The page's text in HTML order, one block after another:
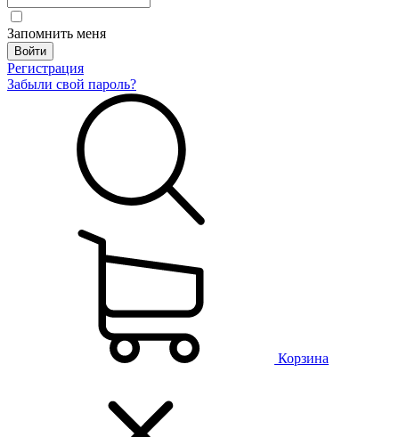
Запомнить меня
Регистрация
Забыли свой пароль?
Корзина